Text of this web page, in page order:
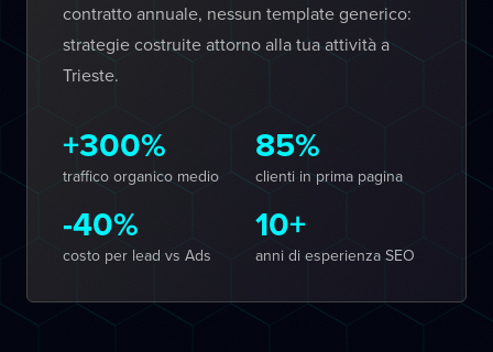
contratto annuale, nessun template generico:
strategie costruite attorno alla tua attività a
Trieste.
+300%
traffico organico medio
85%
clienti in prima pagina
-40%
costo per lead vs Ads
10+
anni di esperienza SEO